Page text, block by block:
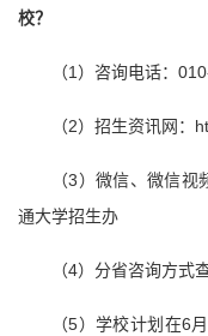
校？
（1）咨询电话：
（2）招生资讯网：
（3）微信、微信
通大学招生办
（4）分省咨询方式
（5）学校计划在6